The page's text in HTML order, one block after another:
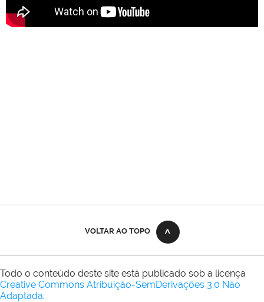
VOLTAR AO TOPO
Todo o conteúdo deste site está publicado sob a licença
Creative Commons Atribuição-SemDerivações 3.0 Não
Adaptada.